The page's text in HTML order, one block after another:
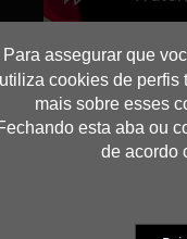
Para assegurar que
utiliza cookies de perfis
mais sobre esses
esta aba ou
de acordo